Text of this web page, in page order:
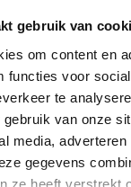
gebruik van
om content en
functies voor
te
van onze
media,
gegevens
ze heeft verstrekt